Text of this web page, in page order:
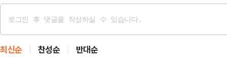
최신순 찬성순 반대순